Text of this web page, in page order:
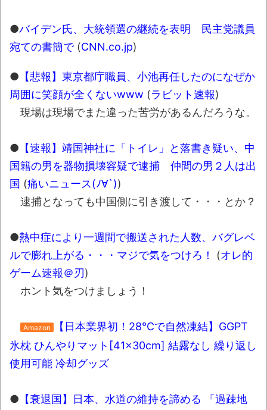
デザインが悪夢すぎるwww
まっぷたつに…日本レトロゲーム協会がゲー
別にどこの誰が一日何時間睡眠だろうがど
うでもいいじゃないですか
8月26日にリメイク完結編「FF7リベレーシ
にて
凡庸な悪
お前らの身体の悩み教えてくれ
を売った結果ｗｗｗ」 ほか
【読書感想】山野辺太郎『いつか深い穴に
落ちるまで』
映画ちいかわ観に行ったので感想を書きま
マケイン9巻＆アニメ公式ガイド感想
独学で挑んだ2026年二級建築士学科試験結
果速報（仮）
グループ会社の嫁子 [ほのぼの]
●バイデン氏、大統領選の継続を表明 民主党議員
宛ての書簡で(CNN.co.jp)
● 【悲報】東京都庁職員、小池再任したのになぜか
周囲に笑顔が全くないwww (ラビット速報)
現場は現場でまた違った苦労があるんだろうな。
● 【速報】靖国神社に「トイレ」と落書き疑い、中
国籍の男を器物損壊容疑で逮捕 仲間の男２人は出
国 (痛いニュース(ﾉ∀`))
逮捕となっても中国側に引き渡して・・・とか？
●熱中症により一週間で搬送された人数、バグレベ
ルで膨れ上がる・・・マジで気をつけろ！
(オレ的
ゲーム速報＠刃)
ホント気をつけましょう！
Amazon
【日本業界初！28℃で自然凍結】GGPT
氷枕 ひんやりマット[41×30cm] 結露なし 繰り返し
使用可能 冷却グッズ
● 【衰退国】日本、水道の維持を諦める 「過疎地